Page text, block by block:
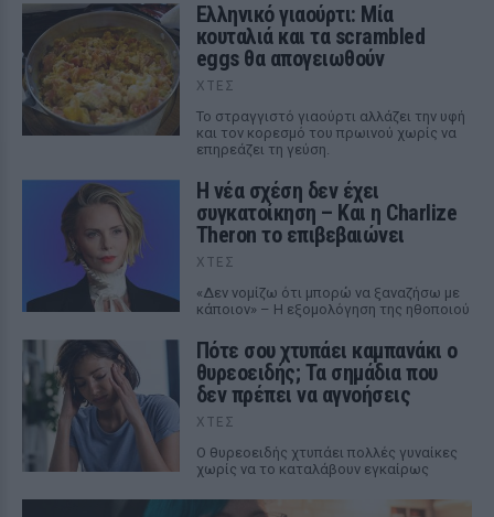
Ελληνικό γιαούρτι: Μία
κουταλιά και τα scrambled
eggs θα απογειωθούν
ΧΤΕΣ
Το στραγγιστό γιαούρτι αλλάζει την υφή
και τον κορεσμό του πρωινού χωρίς να
επηρεάζει τη γεύση.
Η νέα σχέση δεν έχει
συγκατοίκηση – Και η Charlize
Theron το επιβεβαιώνει
ΧΤΕΣ
«Δεν νομίζω ότι μπορώ να ξαναζήσω με
κάποιον» – Η εξομολόγηση της ηθοποιού
Πότε σου χτυπάει καμπανάκι ο
θυρεοειδής; Τα σημάδια που
δεν πρέπει να αγνοήσεις
ΧΤΕΣ
Ο θυρεοειδής χτυπάει πολλές γυναίκες
χωρίς να το καταλάβουν εγκαίρως